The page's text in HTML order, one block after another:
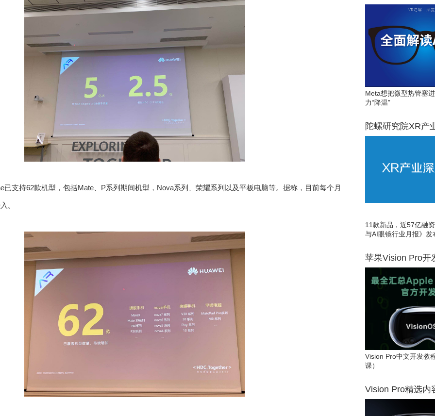
已支持62款机型，包括Mate P系列期间机型， Nova系列、荣耀系列以及平板电脑等。据称，目前每个月
。
Meta想把微型热管塞
力“降温”
陀螺研究院XR产
11款新品，近57亿融
与AI眼镜行业月报》发
苹果Vision Pro开
Vision Pro中文开发教
课）
Vision Pro精选内